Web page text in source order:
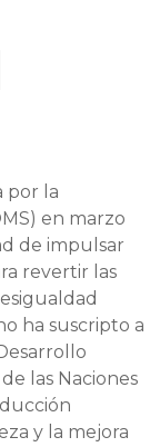
por la
en marzo
de impulsar
revertir las
ha suscripto a
las Naciones
y la mejora